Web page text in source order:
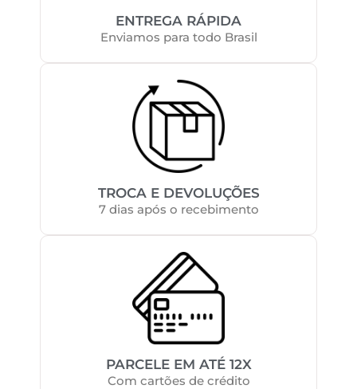
ENTREGA RÁPIDA
Enviamos para todo Brasil
TROCA E DEVOLUÇÕES
7 dias após o recebimento
PARCELE EM ATÉ 12X
Com cartões de crédito